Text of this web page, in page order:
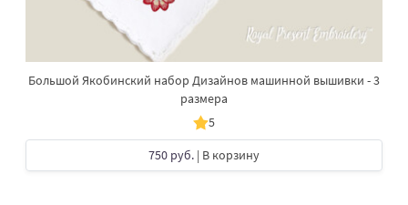
Большой Якобинский набор Дизайнов машинной вышивки - 3
размера
5
750 руб. | В корзину